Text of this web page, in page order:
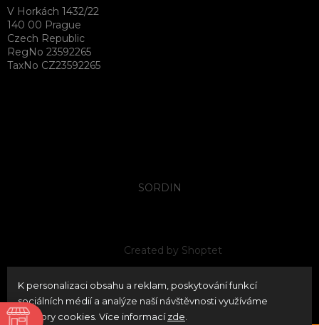
K personalizaci obsahu a reklam, poskytování funkcí
sociálních médií a analýze naší návštěvnosti využíváme
soubory cookies. Více informacízde
V Horkách 1432/22
140 00 Prague
Czech Republic
RegNo 23592265
TaxNo CZ23592265
SORDIN
Created by Shoptet
Copyright 2026neoPATRON . All rights reserved.
cookie settings